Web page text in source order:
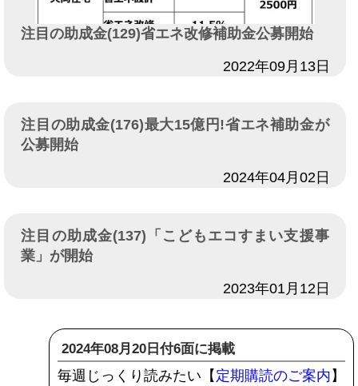
注目の助成金(129)省エネ改修補助金公募開始
2022年09月13日
注目の助成金(176)最大15億円!省エネ補助金が
公募開始
2024年04月02日
注目の助成金(137)「こどもエコすまい支援事
業」が開始
2023年01月12日
2024年08月20日付6面に掲載
毎週じっくり読みたい【 定期購読のご案内 】